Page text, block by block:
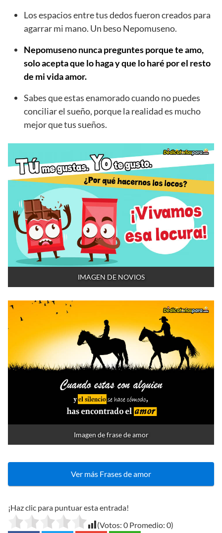
Los espacios entre tus dedos fueron creados para
agarrar mi mano. Un beso Nepomuseno.
Nepomuseno nunca preguntes porque te amo,
solo acepta que lo haga y que lo haré por el resto
de mi vida amor.
Sabes que estas enamorado cuando no puedes
conciliar el sueño, porque la realidad es mucho
mejor que tus sueños.
IMAGEN DE NOVIOS
Imagen de frase de amor
Ver más Frases de amor
¡Haz clic para puntuar esta entrada!
(Votos: 0 Promedio: 0)